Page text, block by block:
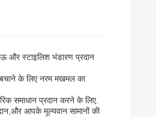
और स्टाइलिश भंडारण प्रदान
के लिए नरम मखमल का
समाधान प्रदान करने के लिए.
आपके मूल्यवान सामानों की